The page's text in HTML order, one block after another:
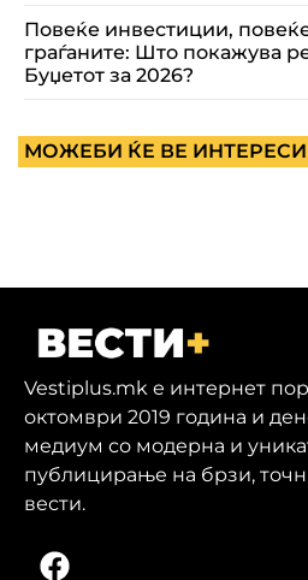
Повеќе инвестиции,
граѓаните: Што покажува
Буџетот за 2026?
МОЖЕБИ ЌЕ ВЕ
Vestiplus.mk е интернет
октомври 2019 година и
медиум со модерна и
публицирање на брзи,
вести.